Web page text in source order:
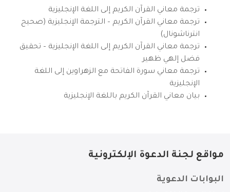
ترجمة معاني القرآن الكريم إلى اللغة الإنجليزية
ترجمة معاني القرآن الكريم – الترجمة الإنجليزية (صحيح
انترناشونال)
ترجمة معاني القرآن الكريم إلى اللغة الإنجليزية – تحقيق
فضل إلهي ظهير
ترجمة معاني سورة الفاتحة مع الزهراوين إلى اللغة
الإنجليزية
بيان معاني القرآن الكريم باللغة الإنجليزية
مواقع لجنة الدعوة الإلكترونية
البوابات الدعوية